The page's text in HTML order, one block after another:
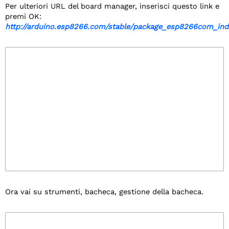
Per ulteriori URL del board manager, inserisci questo link e
premi OK:
http://arduino.esp8266.com/stable/
Ora vai su strumenti, bacheca, gestione della bacheca.